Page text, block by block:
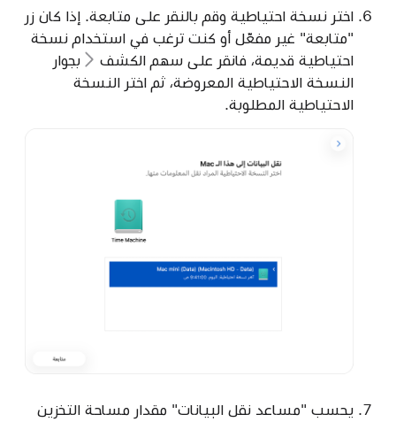
اختر نسخة احتياطية وقم بالنقر على متابعة. إذا كان زر
"متابعة" غير مفعّل أو كنت ترغب في استخدام نسخة
احتياطية قديمة، فانقر على سهم الكشف
بجوار
النسخة الاحتياطية المعروضة، ثم اختر النسخة
الاحتياطية المطلوبة.
يحسب "مساعد نقل البيانات" مقدار مساحة التخزين